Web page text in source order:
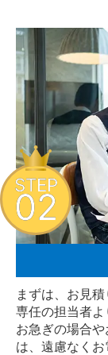
まずは、お見
専任の担当者よ
お急ぎの場合
は、遠慮なく
STEP
02